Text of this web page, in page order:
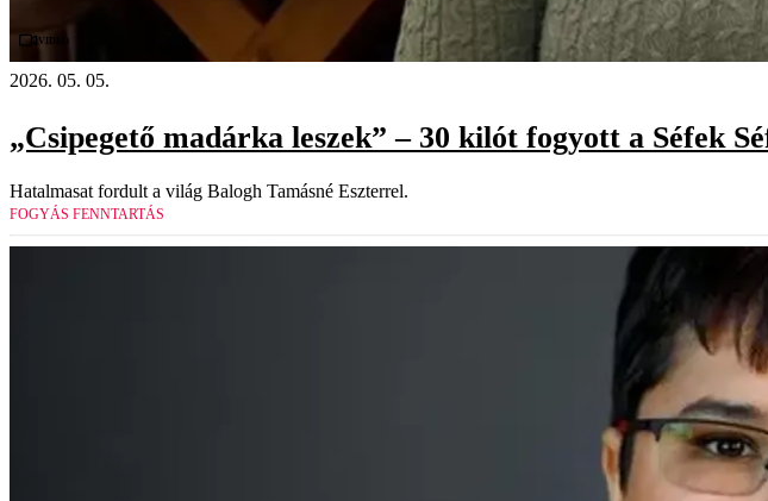
Videó
2026. 05. 05.
„Csipegető madárka leszek” – 30 kilót fogyott a Séfek
Hatalmasat fordult a világ Balogh Tamásné Eszterrel.
FOGYÁS FENNTARTÁS